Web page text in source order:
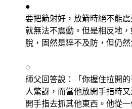
●
要把箭射好，放箭時絕不能
就無法不震動。但是相反地
脫，固然是猝不及防，但仍
◌
師父回答說：「你握住拉開
人驚訝，而當他放開手指時
開手指去抓其他東西。他從